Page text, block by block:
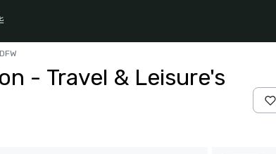
- Travel & Leisure's